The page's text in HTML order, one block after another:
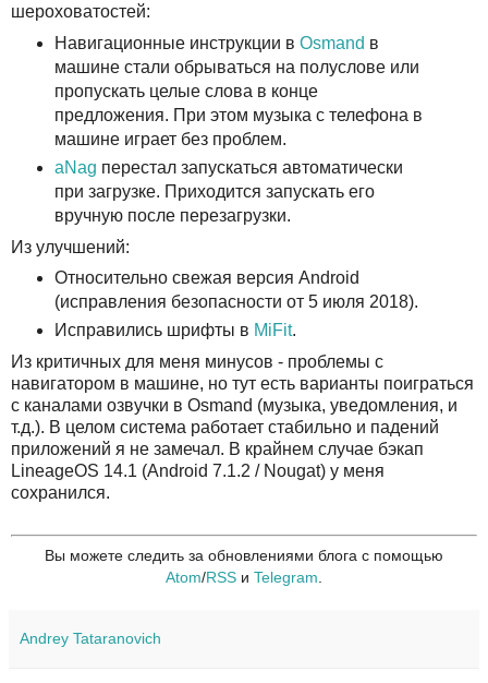
шероховатостей:
Навигационные инструкции в Osmand в
машине стали обрываться на полуслове или
пропускать целые слова в конце
предложения. При этом музыка с телефона в
машине играет без проблем.
aNag перестал запускаться автоматически
при загрузке. Приходится запускать его
вручную после перезагрузки.
Из улучшений:
Относительно свежая версия Android
(исправления безопасности от 5 июля 2018).
Исправились шрифты в MiFit.
Из критичных для меня минусов - проблемы с
навигатором в машине, но тут есть варианты поиграться
с каналами озвучки в Osmand (музыка, уведомления, и
т.д.). В целом система работает стабильно и падений
приложений я не замечал. В крайнем случае бэкап
LineageOS 14.1 (Android 7.1.2 / Nougat) у меня
сохранился.
Вы можете следить за обновлениями блога с помощью
Atom/RSS и Telegram.
Andrey Tataranovich